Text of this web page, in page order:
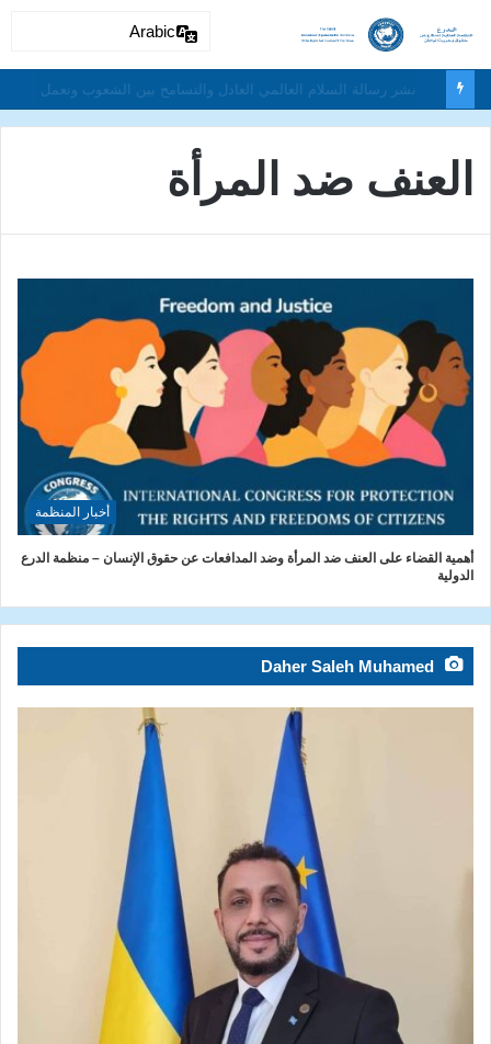
دون تمييز بسبب العرق او الجنس أو اللغة أو الدين وتفعيل لغة الحوار والتعايش السلمي ونبذ العنف والتطرف والتمييز العنصري
العنف ضد المرأة
أخبار المنظمة
أهمية القضاء على العنف ضد المرأة وضد المدافعات عن حقوق الإنسان – منظمة الدرع
الدولية
Daher Saleh Muhamed
Arabic